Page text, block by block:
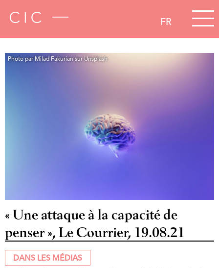
FR
Photo par Milad Fakurian sur Unsplash
« Une attaque à la capacité de
penser », Le Courrier, 19.08.21
DANS LES MÉDIAS